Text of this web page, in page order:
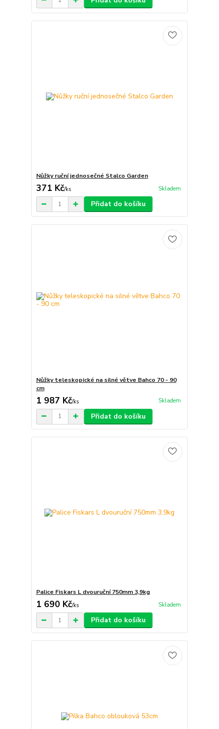
Nůžky ruční jednosečné Stalco Garden
371 Kč/ks Skladem
Přidat do košíku
Nůžky teleskopické na silné větve Bahco 70 - 90
cm
1 987 Kč/ks Skladem
Přidat do košíku
Palice Fiskars L dvouruční 750mm 3,9kg
1 690 Kč/ks Skladem
Přidat do košíku